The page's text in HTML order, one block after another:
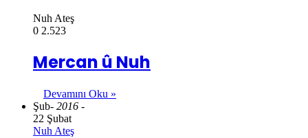
Nuh Ateş
0 2.523
Mercan û Nuh
Devamını Oku »
Şub- 2016 -
22 Şubat
Nuh Ateş